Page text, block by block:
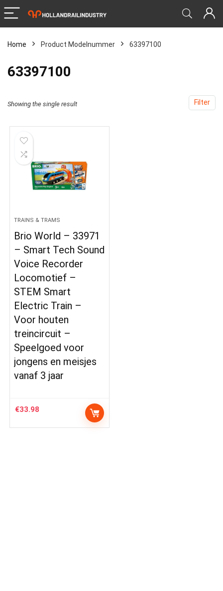
Home Product Modelnummer ‎63397100
‎63397100
Filter
Showing the single result
TRAINS & TRAMS
Brio World – 33971
– Smart Tech Sound
Voice Recorder
Locomotief –
STEM Smart
Electric Train –
Voor houten
treincircuit –
Speelgoed voor
jongens en meisjes
vanaf 3 jaar
€33.98